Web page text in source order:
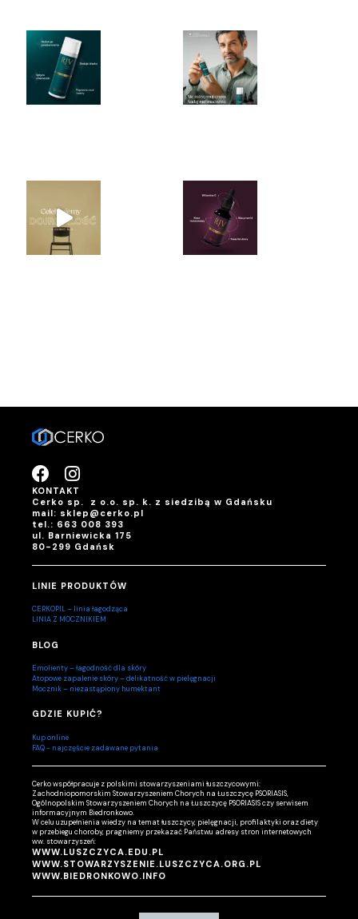
KONTAKT
Cerko sp. z o.o. sp. k. z siedzibą w Gdańsku
mail: sklep@cerko.pl
tel.: 663 008 393
ul. Barniewicka 175
80-299 Gdańsk
LINIE PRODUKTÓW
CERKOPIL – linia łagodząca
LINIA Z MOCZNIKIEM
BLOG
Emolienty – łagodność dla skóry
Atopowe zapalenie skóry – delikatność w pielęgnacji
Mocznik – niezastąpiony humektant
GDZIE KUPIĆ?
Kup online
FAQ - najczęście zadawane pytania
Cerko współpracuje z polskimi stowarzyszeniami łuszczycowymi:
Zachodniopomorskim Stowarzyszeniem Chorych na Łuszczycę PSORIASIS,
Ogólnopolskim Stowarzyszeniem Chorych na Łuszczycę PSORIASIS czy serwisem
informacyjnym Biedronkowo.
W celu uzupełnienia wiedzy na temat łuszczycy, pielęgnacji, profilaktyki oraz diety
w przebiegu choroby, pragniemy przekazać Państwu adresy stron internetowych
ww. stowarzyszeń:
WWW.LUSZCZYCA.EDU.PL
WWW.STOWARZYSZENIE.LUSZCZYCA.ORG.PL
WWW.BIEDRONKOWO.INFO